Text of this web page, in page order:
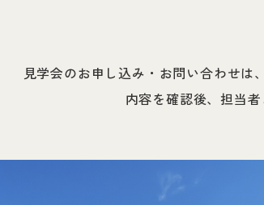
見学会のお申し込み・お問い合わせは
内容を確認後、担当